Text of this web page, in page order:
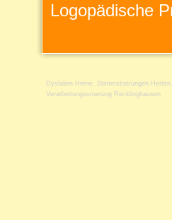
Logopädische
Dyslalien Herne , Stimmstoerungen Herten ,
Verarbeitungsstoerung Recklinghausen